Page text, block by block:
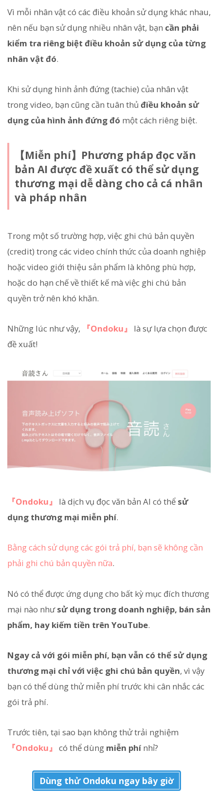
Vì mỗi nhân vật có các điều khoản sử dụng khác nhau,
nên nếu bạn sử dụng nhiều nhân vật, bạn cần phải
kiểm tra riêng biệt điều khoản sử dụng của từng
nhân vật đó.
Khi sử dụng hình ảnh đứng (tachie) của nhân vật
trong video, bạn cũng cần tuân thủ điều khoản sử
dụng của hình ảnh đứng đó một cách riêng biệt.
【Miễn phí】Phương pháp đọc văn
bản AI được đề xuất có thể sử dụng
thương mại dễ dàng cho cả cá nhân
và pháp nhân
Trong một số trường hợp, việc ghi chú bản quyền
(credit) trong các video chính thức của doanh nghiệp
hoặc video giới thiệu sản phẩm là không phù hợp,
hoặc do hạn chế về thiết kế mà việc ghi chú bản
quyền trở nên khó khăn.
Những lúc như vậy, 『Ondoku』
là sự lựa chọn được
đề xuất!
『Ondoku』 là dịch vụ đọc văn bản AI có thể sử
dụng thương mại miễn phí.
Bằng cách sử dụng các gói trả phí, bạn sẽ không cần
phải ghi chú bản quyền nữa.
Nó có thể được ứng dụng cho bất kỳ mục đích thương
mại nào nhưsử dụng trong doanh nghiệp, bán sản
phẩm, hay kiếm tiền trên YouTube.
Ngay cả với gói miễn phí, bạn vẫn có thể sử dụng
thương mại chỉ với việc ghi chú bản quyền, vì vậy
bạn có thể dùng thử miễn phí trước khi cân nhắc các
gói trả phí.
Trước tiên, tại sao bạn không thử trải nghiệm
『Ondoku』 có thể dùng miễn phínhỉ?
Dùng thử Ondoku ngay bây giờ